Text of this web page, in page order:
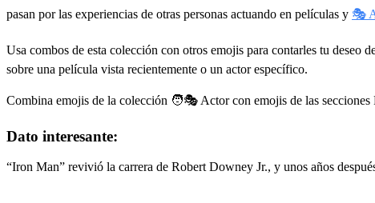
pasan por las experiencias de otras personas actuando en películas y 🎭
Usa combos de esta colección con otros emojis para contarles tu deseo
sobre una película vista recientemente o un actor específico.
Combina emojis de la colección 🧑🎭 Actor con emojis de las secciones
Dato interesante:
“Iron Man” revivió la carrera de Robert Downey Jr., y unos años